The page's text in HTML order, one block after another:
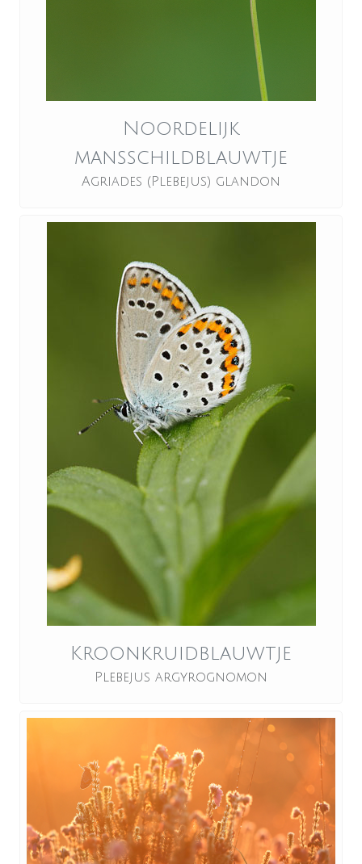
Noordelijk
mansschildblauwtje
Agriades (Plebejus) glandon
Kroonkruidblauwtje
Plebejus argyrognomon